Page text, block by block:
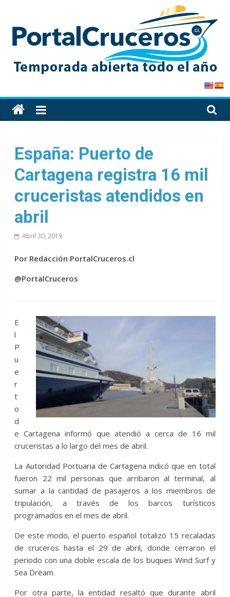
content
PortalCruceros
Toda
la
de
cruceros
en
solo
España: Puerto de
Cartagena registra 16 mil
cruceristas atendidos en
abril
Abril 30, 2019
Por Redacción PortalCruceros.cl
@PortalCruceros
E
l
P
u
e
r
t
o
d
e Cartagena informó que atendió a cerca de 16 mil
cruceristas a lo largo del mes de abril.
La Autoridad Portuaria de Cartagena indicó que en total
fueron 22 mil personas que arribaron al terminal, al
sumar a la cantidad de pasajeros a los miembros de
tripulación, a través de los barcos turísticos
programados en el mes de abril.
De este modo, el puerto español totalizó 15 recaladas
de cruceros hasta el 29 de abril, donde cerraron el
periodo con una doble escala de los buques Wind Surf y
Sea Dream.
Por otra parte, la entidad resaltó que durante abril